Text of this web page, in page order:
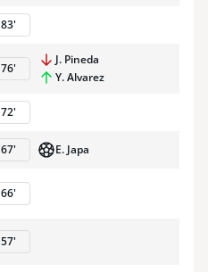
83'
76'
J. Pineda
Y. Alvarez
72'
67' E. Japa
66'
57'